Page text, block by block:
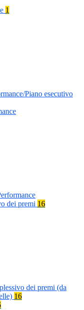
1
Piano esecutivo
dei premi 16
dei premi (da
16